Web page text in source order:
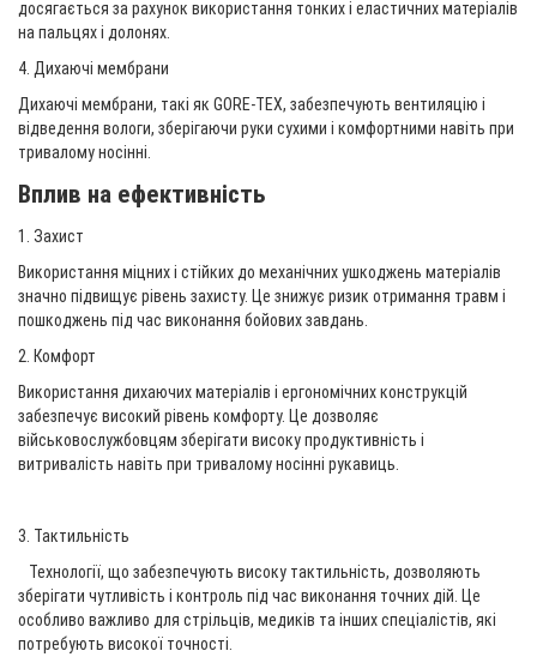
досягається за рахунок використання тонких і еластичних матеріалів
на пальцях і долонях.
4. Дихаючі мембрани
Дихаючі мембрани, такі як GORE-TEX, забезпечують вентиляцію і
відведення вологи, зберігаючи руки сухими і комфортними навіть при
тривалому носінні.
Вплив на ефективність
1. Захист
Використання міцних і стійких до механічних ушкоджень матеріалів
значно підвищує рівень захисту. Це знижує ризик отримання травм і
пошкоджень під час виконання бойових завдань.
2. Комфорт
Використання дихаючих матеріалів і ергономічних конструкцій
забезпечує високий рівень комфорту. Це дозволяє
військовослужбовцям зберігати високу продуктивність і
витривалість навіть при тривалому носінні рукавиць.
3. Тактильність
Технології, що забезпечують високу тактильність, дозволяють
зберігати чутливість і контроль під час виконання точних дій. Це
особливо важливо для стрільців, медиків та інших спеціалістів, які
потребують високої точності.